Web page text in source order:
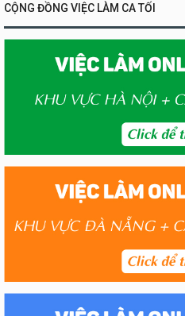
CỘNG ĐỒNG VIỆC LÀM CA TỐI